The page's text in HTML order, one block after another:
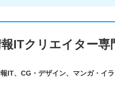
ITクリエイター専
IT、CG・デザイン、マンガ・イ